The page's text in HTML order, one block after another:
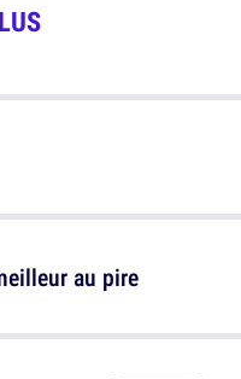
au pire